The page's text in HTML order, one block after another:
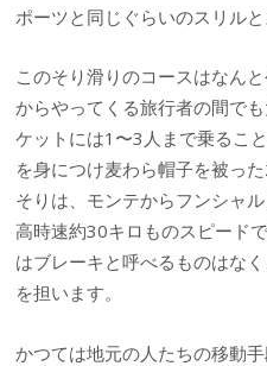
ポーツと同じぐらいのスリル
このそり滑りのコースはなん
からやってくる旅行者の間で
ケットには1〜3人まで乗るこ
を身につけ麦わら帽子を被っ
そりは、モンテからフンシャ
高時速約30キロものスピード
はブレーキと呼べるものはな
を担います。
かつては地元の人たちの移動